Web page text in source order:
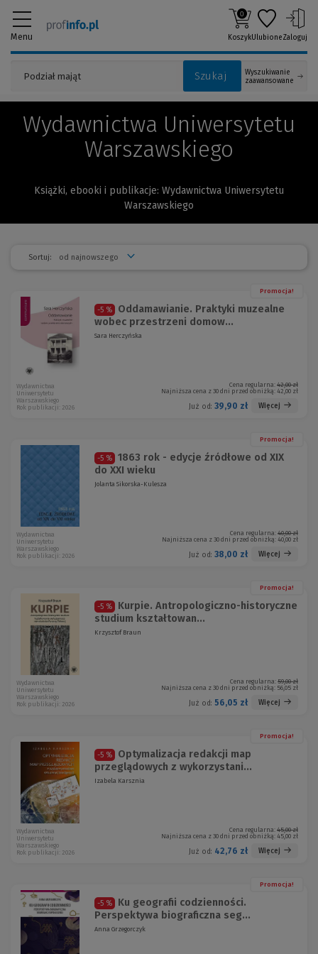
Menu
Szukaj
Wyszukiwanie
zaawansowane
0
KoszykUlubioneZaloguj
Wydawnictwa Uniwersytetu
Warszawskiego
Książki, ebooki i publikacje: Wydawnictwa Uniwersytetu
Warszawskiego
Sortuj:
Promocja!
-5 %
Oddamawianie. Praktyki muzealne
wobec przestrzeni domow...
Sara Herczyńska
Cena regularna: 42,00 zł
Najniższa cena z 30 dni przed obniżką: 42,00 zł
Już od: 39,90 zł Więcej
Wydawnictwa
Uniwersytetu
Warszawskiego
Rok publikacji: 2026
Promocja!
-5 %
1863 rok - edycje źródłowe od XIX
do XXI wieku
Jolanta Sikorska-Kulesza
Cena regularna: 40,00 zł
Najniższa cena z 30 dni przed obniżką: 40,00 zł
Już od: 38,00 zł Więcej
Wydawnictwa
Uniwersytetu
Warszawskiego
Rok publikacji: 2026
Promocja!
-5 %
Kurpie. Antropologiczno-historyczne
studium kształtowan...
Krzysztof Braun
Cena regularna: 59,00 zł
Najniższa cena z 30 dni przed obniżką: 56,05 zł
Już od: 56,05 zł Więcej
Wydawnictwa
Uniwersytetu
Warszawskiego
Rok publikacji: 2026
Promocja!
-5 %
Optymalizacja redakcji map
przeglądowych z wykorzystani...
Izabela Karsznia
Cena regularna: 45,00 zł
Najniższa cena z 30 dni przed obniżką: 45,00 zł
Już od: 42,76 zł Więcej
Wydawnictwa
Uniwersytetu
Warszawskiego
Rok publikacji: 2026
Promocja!
-5 %
Ku geografii codzienności.
Perspektywa biograficzna seg...
Anna Grzegorczyk